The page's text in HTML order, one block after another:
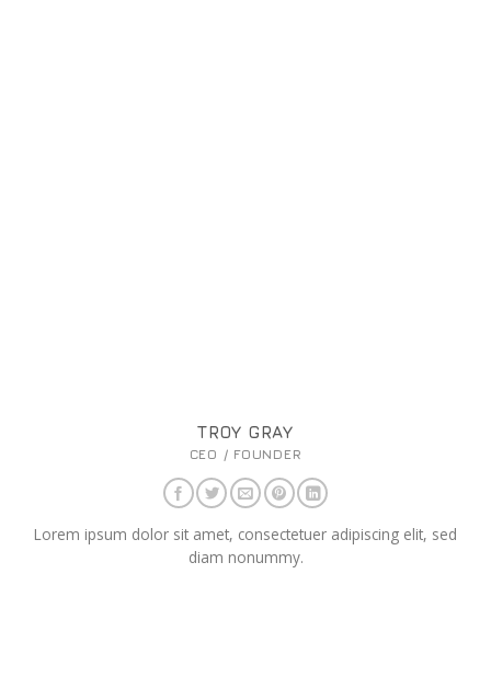
TROY GRAY
CEO / FOUNDER
Lorem ipsum dolor sit amet, consectetuer adipiscing elit, sed
diam nonummy.